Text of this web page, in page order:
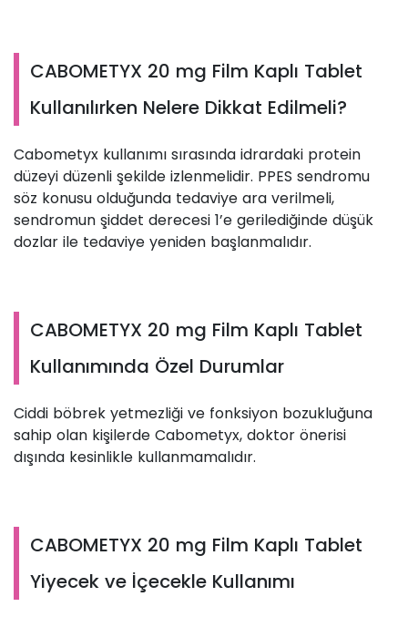
CABOMETYX 20 mg Film Kaplı Tablet
Kullanılırken Nelere Dikkat Edilmeli?
Cabometyx kullanımı sırasında idrardaki protein
düzeyi düzenli şekilde izlenmelidir. PPES sendromu
söz konusu olduğunda tedaviye ara verilmeli,
sendromun şiddet derecesi 1’e gerilediğinde düşük
dozlar ile tedaviye yeniden başlanmalıdır.
CABOMETYX 20 mg Film Kaplı Tablet
Kullanımında Özel Durumlar
Ciddi böbrek yetmezliği ve fonksiyon bozukluğuna
sahip olan kişilerde Cabometyx, doktor önerisi
dışında kesinlikle kullanmamalıdır.
CABOMETYX 20 mg Film Kaplı Tablet
Yiyecek ve İçecekle Kullanımı